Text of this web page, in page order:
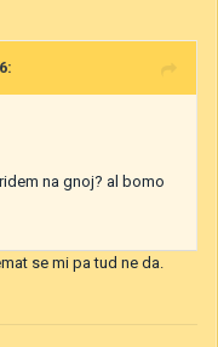
na gnoj? al bomo
se mi pa tud ne da.